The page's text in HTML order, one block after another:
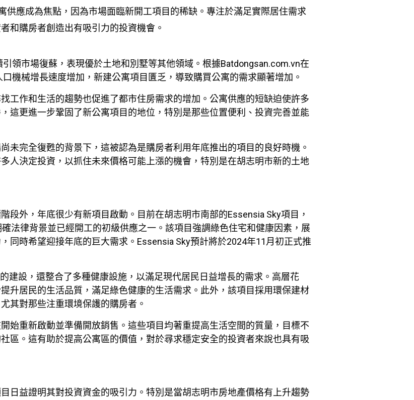
供應成為焦點，因為市場面臨新開工項目的稀缺。專注於滿足實際居住需求
和購房者創造出有吸引力的投資機會。
領市場復蘇，表現優於土地和別墅等其他領域。根據Batdongsan.com.vn在
機械增長速度增加，新建公寓項目匱乏，導致購買公寓的需求顯著增加。
工作和生活的趨勢也促進了都市住房需求的增加。公寓供應的短缺迫使許多
這更進一步鞏固了新公寓項目的地位，特別是那些位置便利、投資完善並能
未完全復甦的背景下，這被認為是購房者利用年底推出的項目的良好時機。
人決定投資，以抓住未來價格可能上漲的機會，特別是在胡志明市新的土地
段外，年底很少有新項目啟動。目前在胡志明市南部的Essensia Sky項目，
法律背景並已經開工的初級供應之一。該項目強調綠色住宅和健康因素，展
同時希望迎接年底的巨大需求。Essensia Sky預計將於2024年11月初正式推
建設，還整合了多種健康設施，以滿足現代居民日益增長的需求。高層花
升居民的生活品質，滿足綠色健康的生活需求。此外，該項目採用環保建材
其對那些注重環境保護的購房者。
始重新啟動並準備開放銷售。這些項目均著重提高生活空間的質量，目標不
區。這有助於提高公寓區的價值，對於尋求穩定安全的投資者來說也具有吸
日益證明其對投資資金的吸引力。特別是當胡志明市房地產價格有上升趨勢